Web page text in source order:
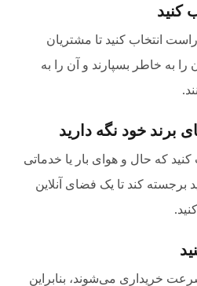
کنید
انتخاب کنید تا مشتریان
را به خاطر بسپارند و آن را به
برند خود نگه دارید
کنید که حال و هوای بار یا خدماتی
برجسته کند تا یک فضای آنلاین
خریداری می‌شوند، بنابراین